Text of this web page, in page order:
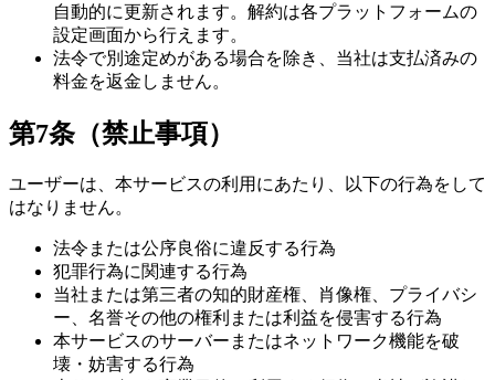
自動的に更新されます。解約は各プラットフォームの
設定画面から行えます。
法令で別途定めがある場合を除き、当社は支払済みの
料金を返金しません。
第7条（禁止事項）
ユーザーは、本サービスの利用にあたり、以下の行為をして
はなりません。
法令または公序良俗に違反する行為
犯罪行為に関連する行為
当社または第三者の知的財産権、肖像権、プライバシ
ー、名誉その他の権利または利益を侵害する行為
本サービスのサーバーまたはネットワーク機能を破
壊・妨害する行為